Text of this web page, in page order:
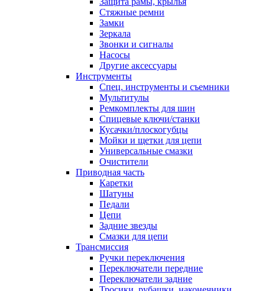
Стяжные ремни
Замки
Зеркала
Звонки и сигналы
Насосы
Другие аксессуары
Инструменты
Спец. инструменты и съемники
Мультитулы
Ремкомплекты для шин
Спицевые ключи/станки
Кусачки/плоскогубцы
Мойки и щетки для цепи
Универсальные смазки
Очистители
Приводная часть
Каретки
Шатуны
Педали
Цепи
Задние звезды
Смазки для цепи
Трансмиссия
Ручки переключения
Переключатели передние
Переключатели задние